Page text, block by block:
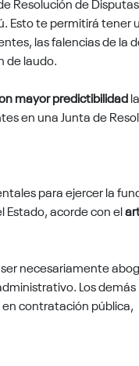
Esto te permitirá tener
las falencias de la
de laudo.
mayor predictibilidad
en una Junta de
para ejercer la
Estado, acorde con el
necesariamente
Los demás
contratación pública,